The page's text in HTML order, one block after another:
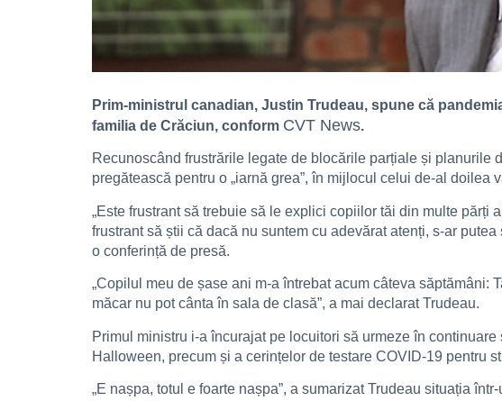
Prim-ministrul canadian, Justin Trudeau, spune că
familia de Crăciun, conform CVT News.
Recunoscând frustrările legate de blocările parțiale și
pregătească pentru o „iarnă grea”, în mijlocul celui de-al doilea
„Este frustrant să trebuie să le explici copiilor tăi din multe
frustrant să știi că dacă nu suntem cu adevărat atenți, s-ar
o conferință de presă.
„Copilul meu de șase ani m-a întrebat acum câteva săptămâni:
măcar nu pot cânta în sala de clasă”, a mai declarat Trudeau.
Primul ministru i-a încurajat pe locuitori să urmeze în
Halloween, precum și a cerințelor de testare COVID-19 pentru
„E nașpa, totul e foarte nașpa”, a sumarizat Trudeau situația